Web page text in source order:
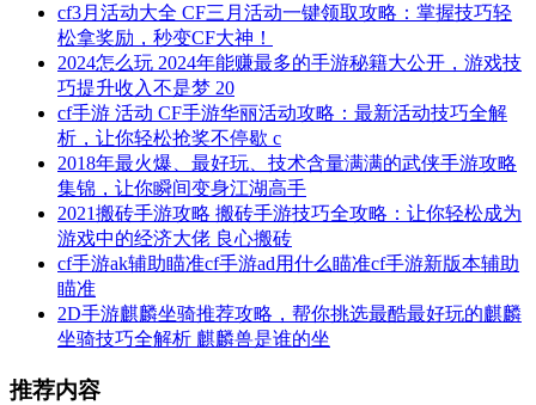
cf3月活动大全 CF三月活动一键领取攻略：掌握技巧轻
松拿奖励，秒变CF大神！
2024怎么玩 2024年能赚最多的手游秘籍大公开，游戏技
巧提升收入不是梦 20
cf手游 活动 CF手游华丽活动攻略：最新活动技巧全解
析，让你轻松抢奖不停歇 c
2018年最火爆、最好玩、技术含量满满的武侠手游攻略
集锦，让你瞬间变身江湖高手
2021搬砖手游攻略 搬砖手游技巧全攻略：让你轻松成为
游戏中的经济大佬 良心搬砖
cf手游ak辅助瞄准cf手游ad用什么瞄准cf手游新版本辅助
瞄准
2D手游麒麟坐骑推荐攻略，帮你挑选最酷最好玩的麒麟
坐骑技巧全解析 麒麟兽是谁的坐
推荐内容